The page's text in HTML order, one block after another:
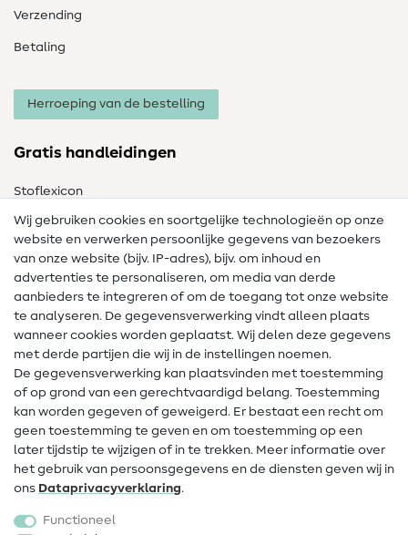
Verzending
Betaling
Herroeping van de bestelling
Gratis handleidingen
Stoflexicon
Naailexicon
Gratis Naaipatronen
Hulp & contact
Contact
Wijziging van eigenaar
FAQ
Herroepingsrecht
Populair
Wij gebruiken cookies en soortgelijke technologieën op onze
website en verwerken persoonlijke gegevens van bezoekers
van onze website (bijv. IP-adres), bijv. om inhoud en
advertenties te personaliseren, om media van derde
aanbieders te integreren of om de toegang tot onze website
te analyseren. De gegevensverwerking vindt alleen plaats
wanneer cookies worden geplaatst. Wij delen deze gegevens
met derde partijen die wij in de instellingen noemen.
De gegevensverwerking kan plaatsvinden met toestemming
of op grond van een gerechtvaardigd belang. Toestemming
kan worden gegeven of geweigerd. Er bestaat een recht om
geen toestemming te geven en om toestemming op een
later tijdstip te wijzigen of in te trekken. Meer informatie over
het gebruik van persoonsgegevens en de diensten geven wij in
ons Data­privacy­verklaring.
Functioneel